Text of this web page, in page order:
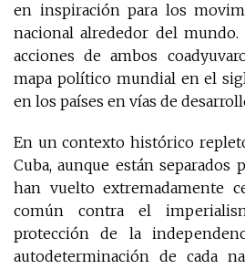
en inspiración para los
nacional alrededor del
acciones de ambos
mapa político mundial en el
en los países en vías de
En un contexto histórico
Cuba, aunque están
han vuelto extremadamente
común contra el
protección de la
autodeterminación de cada